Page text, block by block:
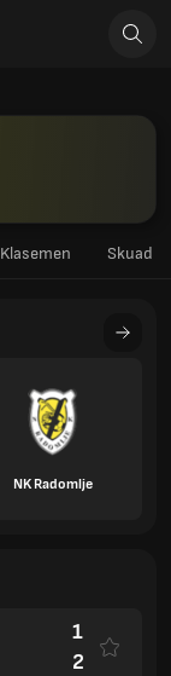
Klasemen Skuad
NK Radomlje
1
2